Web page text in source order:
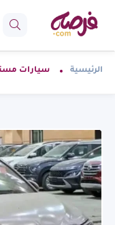
الرئيسية سيارات